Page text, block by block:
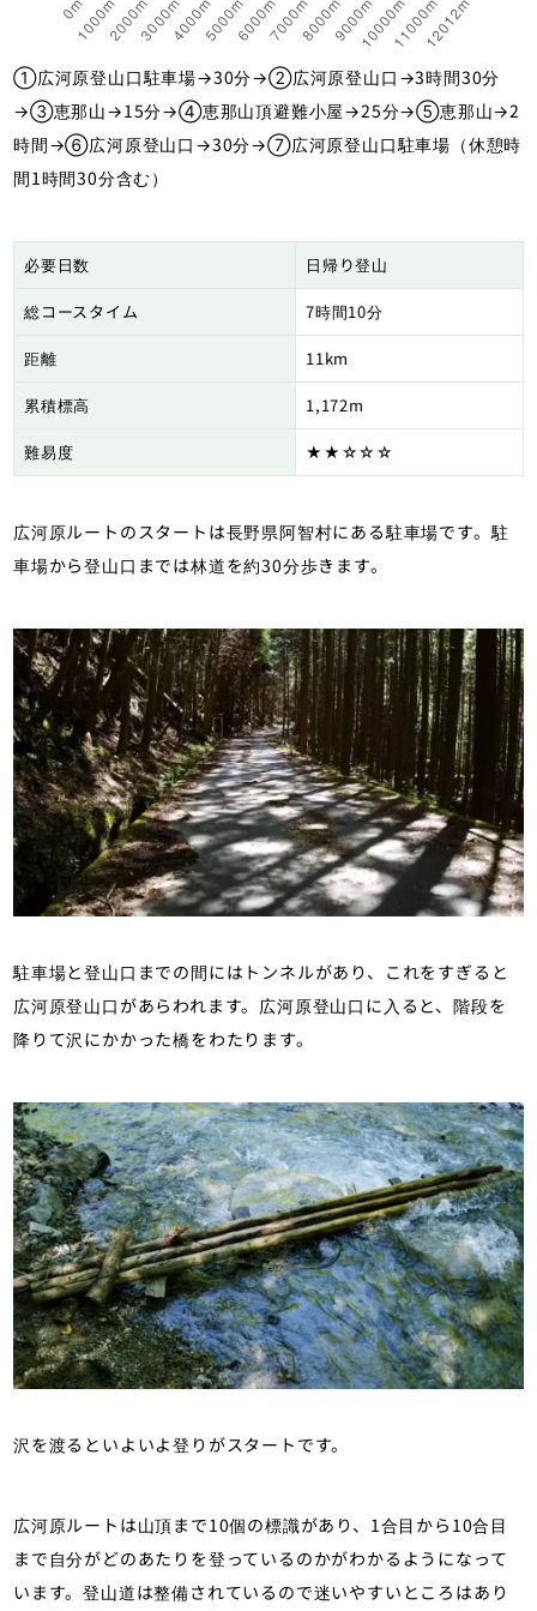
①広河原登山口駐車場→30分→②広河原登山口→3時間30分
→③恵那山→15分→④恵那山頂避難小屋→25分→⑤恵那山→2
時間→⑥広河原登山口→30分→⑦広河原登山口駐車場（休憩時
間1時間30分含む）
必要日数 日帰り登山
総コースタイム 7時間10分
距離 11km
累積標高 1,172m
難易度 ★★☆☆☆
広河原ルートのスタートは長野県阿智村にある駐車場です。駐
車場から登山口までは林道を約30分歩きます。
駐車場と登山口までの間にはトンネルがあり、これをすぎると
広河原登山口があらわれます。広河原登山口に入ると、階段を
降りて沢にかかった橋をわたります。
沢を渡るといよいよ登りがスタートです。
広河原ルートは山頂まで10個の標識があり、1合目から10合目
まで自分がどのあたりを登っているのかがわかるようになって
います。登山道は整備されているので迷いやすいところはあり